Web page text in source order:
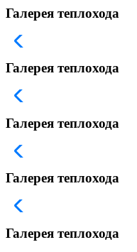
Галерея теплохода
Галерея теплохода
Галерея теплохода
Галерея теплохода
Галерея теплохода